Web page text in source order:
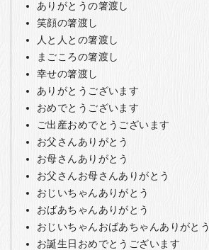
ありがとうの箸渡し
笑顔の箸渡し
人と人との箸渡し
まごころの箸渡し
幸せの箸渡し
ありがとうございます
おめでとうございます
ご出産おめでとうございます
お父さんありがとう
お母さんありがとう
お父さんお母さんありがとう
おじいちゃんありがとう
おばあちゃんありがとう
おじいちゃんおばあちゃんありがとう
お誕生日おめでとうございます